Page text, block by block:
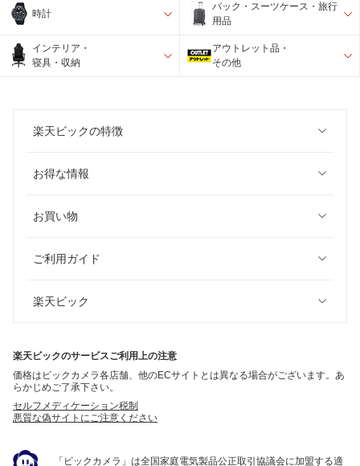
時計
バック・スーツケース・旅行
用品
インテリア・
寝具・収納
アウトレット品・
その他
楽天ビックの特徴
お得な情報
お買い物
ご利用ガイド
楽天ビック
楽天ビックのサービスご利用上の注意
価格はビックカメラ各店舗、他のECサイトとは異なる場合がございます。あ
らかじめご了承下さい。
セルフメディケーション税制
悪質な偽サイトにご注意ください
「ビックカメラ」は全国家庭電気製品公正取引協議会に加盟する適